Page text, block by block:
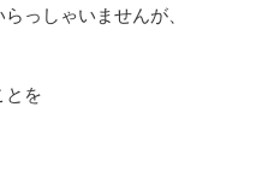
っしゃいませんが、
とを